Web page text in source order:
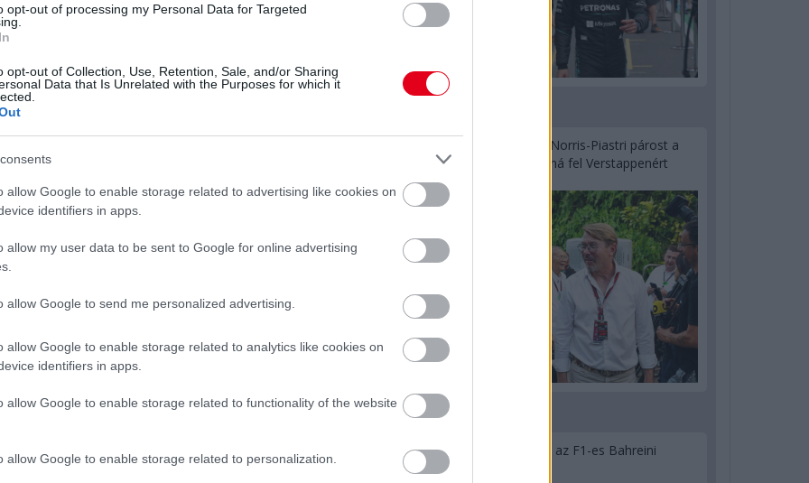
opt-out of processing my Personal Data for Targeted
opt-out of Collection, Use, Retention, Sale, and/or Sharing
Data that Is Unrelated with the Purposes for which it
allow Google to enable storage related to advertising like cookies on
identifiers in apps.
allow my user data to be sent to Google for online advertising
allow Google to send me personalized advertising.
allow Google to enable storage related to analytics like cookies on
identifiers in apps.
allow Google to enable storage related to functionality of the website
allow Google to enable storage related to personalization.
helyen, mögöttük Frijns menekül a Jota elől. Az utolsó
nem lesz Le Mans-i kategóriagyőztes! Éles csata az
az újonc WRT: kategóriagyőztes Ye Yifei, Robert Kubica és
végül megszerezte a Pro-Am győzelmét a DragonSpeed
Henrik Hedman nyeri az új alkategóriát.
James Calado és Alessandro Pier Guidi
ban az #51-es AF Corse Ferrarival.
az amatőrök között a #83-as AF Corse nyeri a Le Mans-t,
és Nicklas Nielsen, valamint Alessio Rovera immár Le
Hakkinen megtartaná a Norris-Piastri párost a
McLarennél, nem borítaná fel Verstappenért
2 napja
Megvan, mikor kezdődik az F1-es Bahreini
Nagydíj Malajziában